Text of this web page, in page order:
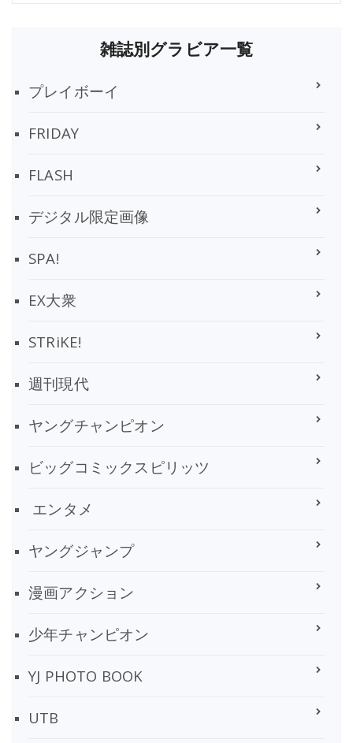
雑誌別グラビア一覧
プレイボーイ
FRIDAY
FLASH
デジタル限定画像
SPA!
EX大衆
STRiKE!
週刊現代
ヤングチャンピオン
ビッグコミックスピリッツ
エンタメ
ヤングジャンプ
漫画アクション
少年チャンピオン
YJ PHOTO BOOK
UTB